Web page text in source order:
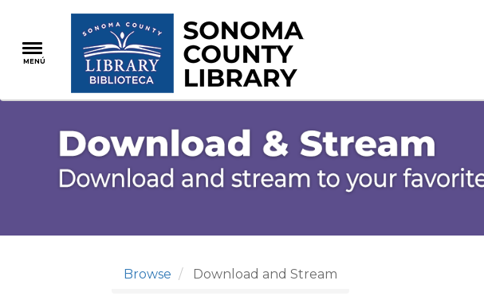
contenido
principal
MENÚ
Browse Download and Stream